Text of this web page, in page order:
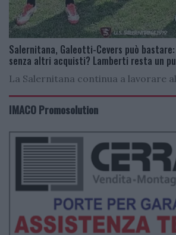
Salernitana, Galeotti-Cevers può
senza altri acquisti? Lamberti resta un
La Salernitana continua a lavorare
IMACO Promosolution